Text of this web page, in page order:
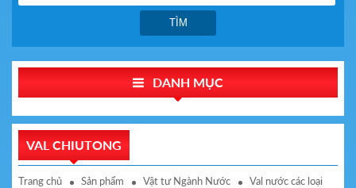
TÌM
DANH MỤC
VAL CHIUTONG
Trang chủ Sản phẩm Vật tư Ngành Nước
Val nước các loại